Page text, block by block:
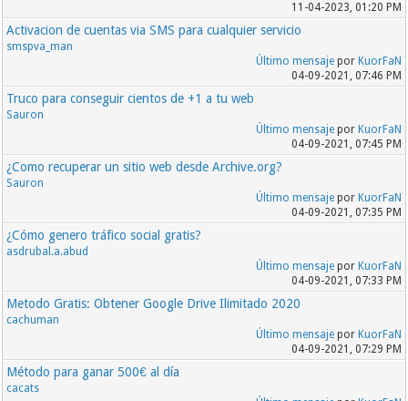
11-04-2023, 01:20 PM
Activacion de cuentas via SMS para cualquier servicio
smspva_man
Último mensajepor KuorFaN
04-09-2021, 07:46 PM
Truco para conseguir cientos de +1 a tu web
Sauron
Último mensajepor KuorFaN
04-09-2021, 07:45 PM
¿Como recuperar un sitio web desde Archive.org?
Sauron
Último mensajepor KuorFaN
04-09-2021, 07:35 PM
¿Cómo genero tráfico social gratis?
asdrubal.a.abud
Último mensajepor KuorFaN
04-09-2021, 07:33 PM
Metodo Gratis: Obtener Google Drive Ilimitado 2020
cachuman
Último mensajepor KuorFaN
04-09-2021, 07:29 PM
Método para ganar 500€ al día
cacats